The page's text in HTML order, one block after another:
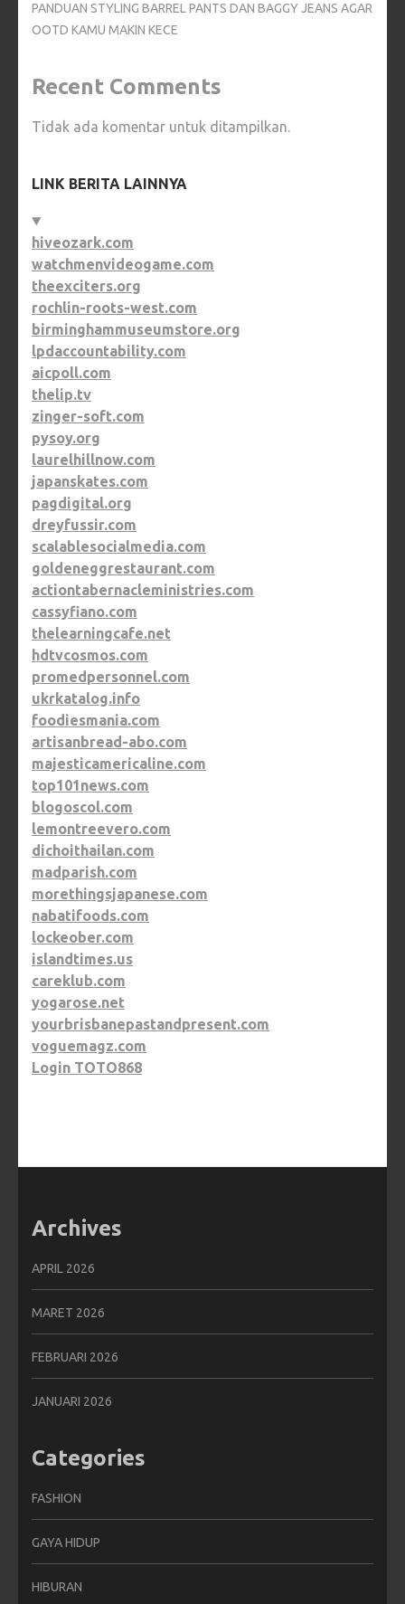
PANDUAN STYLING BARREL PANTS DAN BAGGY JEANS AGAR
OOTD KAMU MAKIN KECE
Recent Comments
Tidak ada komentar untuk ditampilkan.
LINK BERITA LAINNYA
hiveozark.com
watchmenvideogame.com
theexciters.org
rochlin-roots-west.com
birminghammuseumstore.org
lpdaccountability.com
aicpoll.com
thelip.tv
zinger-soft.com
pysoy.org
laurelhillnow.com
japanskates.com
pagdigital.org
dreyfussir.com
scalablesocialmedia.com
goldeneggrestaurant.com
actiontabernacleministries.com
cassyfiano.com
thelearningcafe.net
hdtvcosmos.com
promedpersonnel.com
ukrkatalog.info
foodiesmania.com
artisanbread-abo.com
majesticamericaline.com
top101news.com
blogoscol.com
lemontreevero.com
dichoithailan.com
madparish.com
morethingsjapanese.com
nabatifoods.com
lockeober.com
islandtimes.us
careklub.com
yogarose.net
yourbrisbanepastandpresent.com
voguemagz.com
Login TOTO868
Archives
APRIL 2026
MARET 2026
FEBRUARI 2026
JANUARI 2026
Categories
FASHION
GAYA HIDUP
HIBURAN